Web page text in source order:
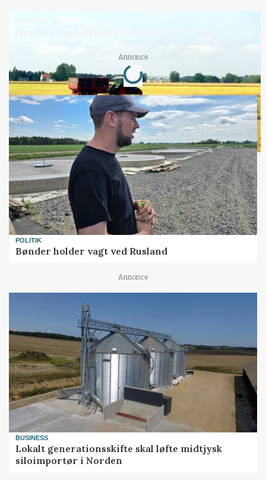
Annonce
Loading...
POLITIK
Bønder holder vagt ved Rusland
Annonce
BUSINESS
Lokalt generationsskifte skal løfte midtjysk
siloimportør i Norden